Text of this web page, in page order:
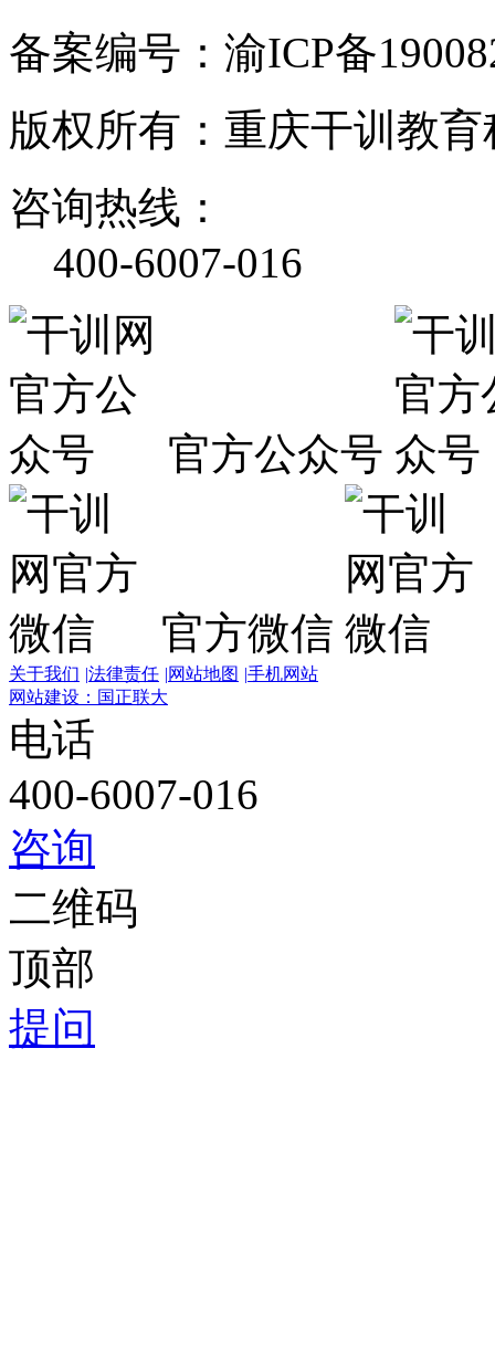
备案编号：渝ICP备
版权所有：重庆干训教
咨询热线：
400-6007-016
官方公众号
官方微信
关于我们 |法律责任 |网站地图 |手机网站
网站建设：国正联大
电话
400-6007-016
咨询
二维码
顶部
提问